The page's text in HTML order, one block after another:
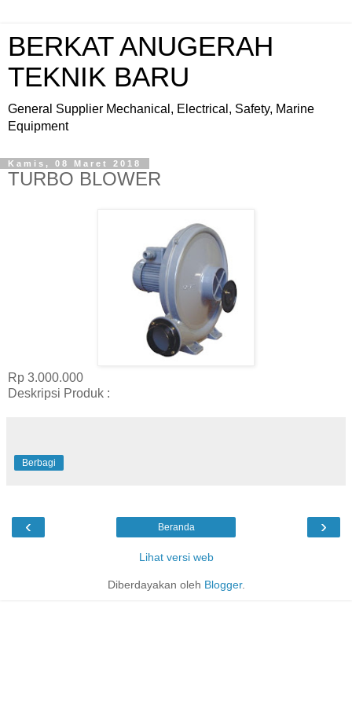
BERKAT ANUGERAH
TEKNIK BARU
General Supplier Mechanical, Electrical, Safety, Marine
Equipment
Kamis, 08 Maret 2018
TURBO BLOWER
Rp 3.000.000
Deskripsi Produk :
Berbagi
‹ ›
Beranda
Lihat versi web
Diberdayakan oleh Blogger.